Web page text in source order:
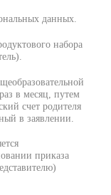
данных.
набора
в месяц, путем
счет родителя
в заявлении.
приказа